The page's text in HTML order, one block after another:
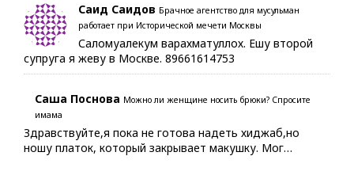
Саид Саидов Брачное агентство для мусульман
работает при Исторической мечети Москвы
Саломуалекум варахматуллох. Ешу второй
супруга я жеву в Москве. 89661614753
Саша Поснова Можно ли женщине носить брюки? Спросите
имама
Здравствуйте,я пока не готова надеть хиджаб,но
ношу платок, который закрывает макушку. Мог…